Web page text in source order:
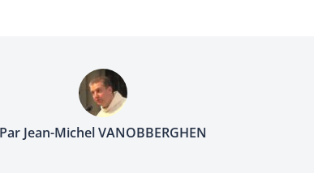
Par Jean-Michel VANOBBERGHEN